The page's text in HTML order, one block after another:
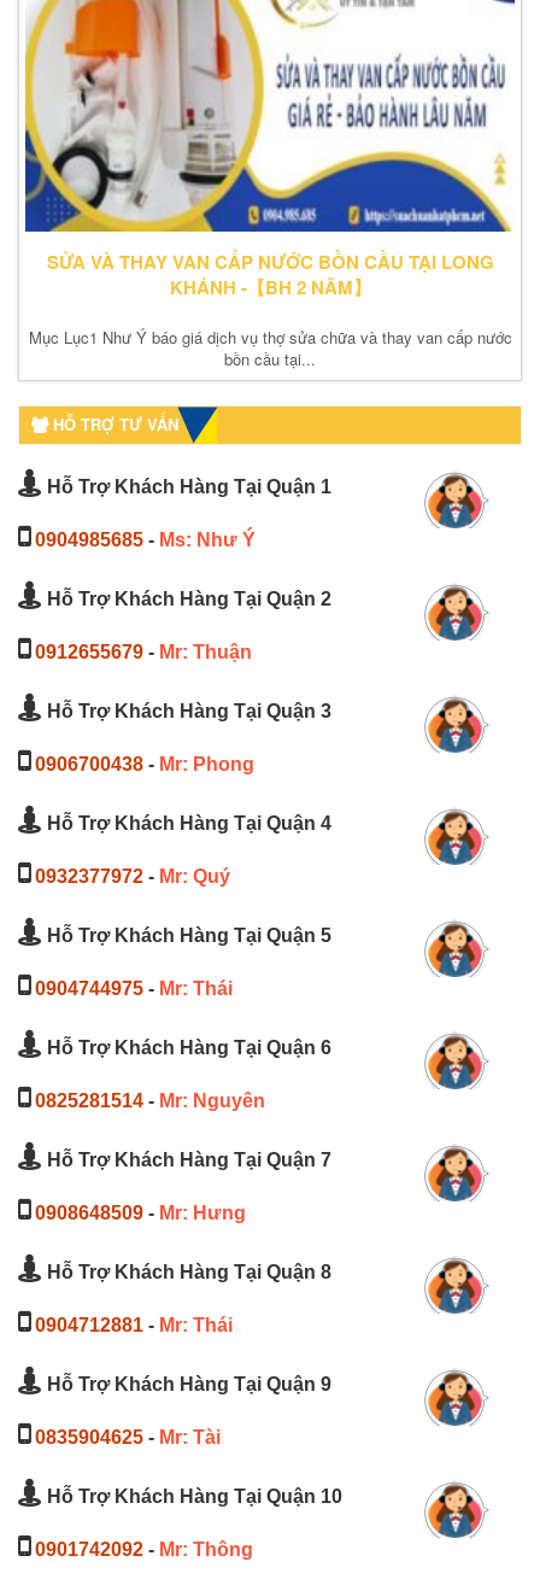
SỬA VÀ THAY VAN CẤP NƯỚC BỒN CẦU TẠI LONG
KHÁNH -【BH 2 NĂM】
Mục Lục1 Như Ý báo giá dịch vụ thợ sửa chữa và thay van cấp nước
bồn cầu tại...
HỖ TRỢ TƯ VẤN
Hỗ Trợ Khách Hàng Tại Quận 1
0904985685 - Ms: Như Ý
Hỗ Trợ Khách Hàng Tại Quận 2
0912655679 - Mr: Thuận
Hỗ Trợ Khách Hàng Tại Quận 3
0906700438 - Mr: Phong
Hỗ Trợ Khách Hàng Tại Quận 4
0932377972 - Mr: Quý
Hỗ Trợ Khách Hàng Tại Quận 5
0904744975 - Mr: Thái
Hỗ Trợ Khách Hàng Tại Quận 6
0825281514 - Mr: Nguyên
Hỗ Trợ Khách Hàng Tại Quận 7
0908648509 - Mr: Hưng
Hỗ Trợ Khách Hàng Tại Quận 8
0904712881 - Mr: Thái
Hỗ Trợ Khách Hàng Tại Quận 9
0835904625 - Mr: Tài
Hỗ Trợ Khách Hàng Tại Quận 10
0901742092 - Mr: Thông